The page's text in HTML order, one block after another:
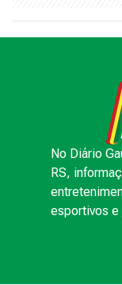
No Diário
RS,
esportivos